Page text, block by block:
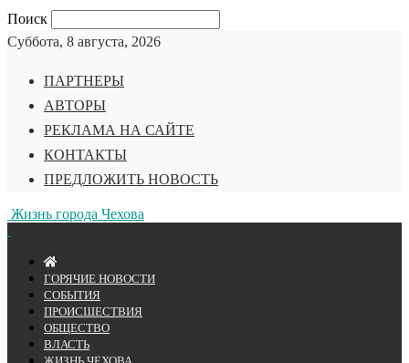
Поиск
Суббота, 8 августа, 2026
ПАРТНЕРЫ
АВТОРЫ
РЕКЛАМА НА САЙТЕ
КОНТАКТЫ
ПРЕДЛОЖИТЬ НОВОСТЬ
Жизнь города Чехова
ГОРЯЧИЕ НОВОСТИ
СОБЫТИЯ
ПРОИСШЕСТВИЯ
ОБЩЕСТВО
ВЛАСТЬ